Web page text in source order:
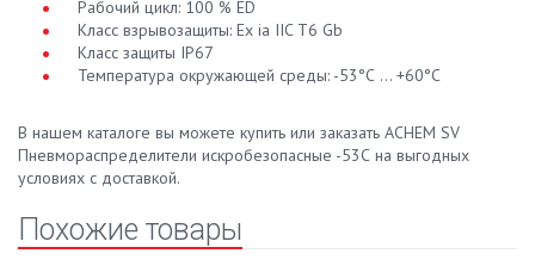
Рабочий цикл: 100 % ED
Класс взрывозащиты: Ex ia IIC T6 Gb
Класс защиты IP67
Температура окружающей среды: -53°С ... +60°C
В нашем каталоге вы можете купить или заказать ACHEM SV
Пневмораспределители искробезопасные -53С на выгодных
условиях с доставкой.
Похожие товары